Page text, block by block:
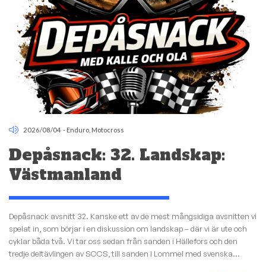
2026/08/04 - Enduro Motocross
Depåsnack: 32. Landskap:
Västmanland
Depåsnack avsnitt 32. Kanske ett av de mest mångsidiga avsnitten vi
spelat in, som börjar i en diskussion om landskap – där vi är ute och
cyklar båda två. Vi tar oss sedan från sanden i Hällefors och den
tredje deltävlingen av SCCS, till sanden i Lommel med svenska...